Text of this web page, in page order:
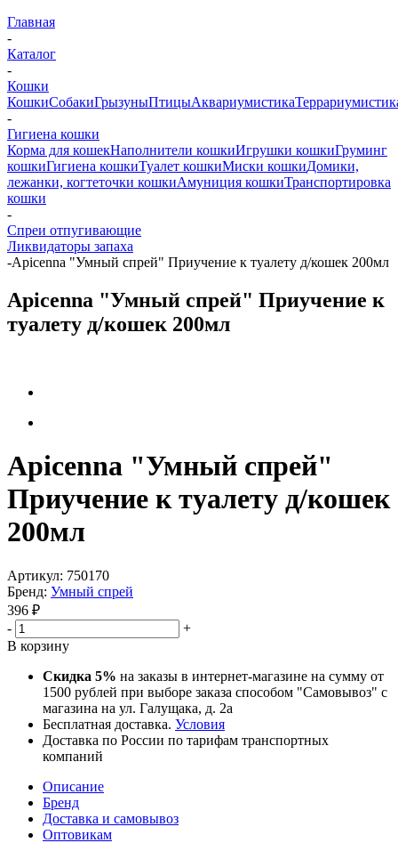
Главная
-
Каталог
-
Кошки
КошкиСобакиГрызуныПтицыАквариумистика
-
Гигиена кошки
Корма для кошекНаполнители кошкиИгрушки кошкиГруминг
кошкиГигиена кошкиТуалет кошкиМиски кошкиДомики,
лежанки, когтеточки кошкиАмуниция кошкиТранспортировка
кошки
-
Спреи отпугивающие
Ликвидаторы запаха
-Apicenna "Умный спрей" Приучение к туалету д/кошек 200мл
Apicenna "Умный спрей" Приучение к
туалету д/кошек 200мл
Apicenna "Умный спрей"
Приучение к туалету д/кошек
200мл
Артикул: 750170
Бренд: Умный спрей
396 ₽
-
+
В корзину
Скидка 5% на заказы в интернет-магазине на сумму от
1500 рублей при выборе заказа способом "Самовывоз" с
магазина на ул. Галущака, д. 2а
Бесплатная доставка. Условия
Доставка по России по тарифам транспортных
компаний
Описание
Бренд
Доставка и самовывоз
Оптовикам